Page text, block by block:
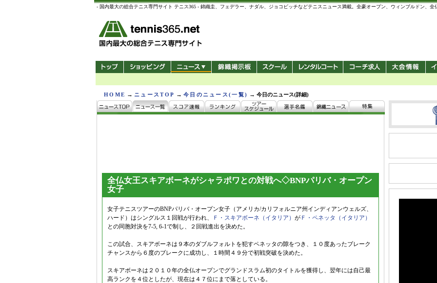
- 国内最大の総合テニス専門サイト テニス365 - 錦織圭、フェデラー、ナダル、ジョコビッチなどテニスニュース満載。全豪オープン、ウィンブルドン、全
HOME → ニュースTOP →今日のニュース(一覧) →今日のニュース(詳細)
全仏女王スキアボーネがシャラポワとの対戦へ◇BNPパリバ・オープン
女子
女子テニスツアーのBNPパリバ・オープン女子（アメリカ/カリフォルニア州インディアンウェルズ、
ハード）はシングルス１回戦が行われ、
Ｆ・スキアボーネ（イタリア） が Ｆ・ペネッタ（イタリア）
との同胞対決を7-5, 6-1で制し、２回戦進出を決めた。
この試合、スキアボーネは９本のダブルフォルトを犯すペネッタの隙をつき、１０度あったブレーク
チャンスから６度のブレークに成功し、１時間４９分で初戦突破を決めた。
スキアボーネは２０１０年の全仏オープンでグランドスラム初のタイトルを獲得し、翌年には自己最
高ランクを４位としたが、現在は４７位にまで落としている。